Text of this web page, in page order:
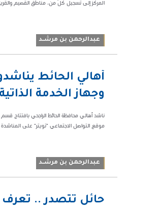
المركز إلى تسجيل كلٍّ من، مناطق القصيم
عبدالرحمن بن مرشــد
أهالي الحائط
وجهاز الخدمة الذاتية
ناشد أهالي محافظة الحائط الراجحي بافتتاح
موقع التواصل الاجتماعي "تويتر" على
عبدالرحمن بن مرشــد
حائل تتصدر .. تعرف